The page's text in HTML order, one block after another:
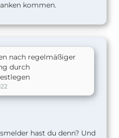
kommen.
nach regelmäßiger
durch
hast du denn? Und